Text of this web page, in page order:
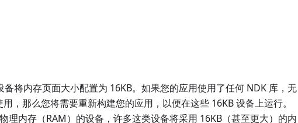
将内存页面大小配置为 16KB。如果您的应用使用了任何 NDK 库，无
，那么您将需要重新构建您的应用，以便在这些 16KB 设备上运行。
理内存（RAM）的设备，许多这类设备将采用 16KB（甚至更大）的内